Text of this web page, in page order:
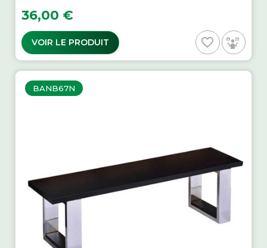
Prix
36,00 €
VOIR LE PRODUIT favorite_border
BANB67N